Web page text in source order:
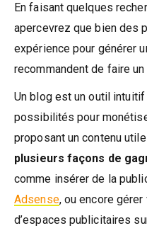
En faisant quelques
apercevrez que bien des
expérience pour générer
recommandent de faire un
Un blog est un outil
possibilités pour
proposant un contenu
plusieurs façons de
comme insérer de la
Adsense, ou encore
d’espaces publicitaires